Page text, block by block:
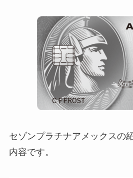
セゾンプラチナアメックスの
内容です。